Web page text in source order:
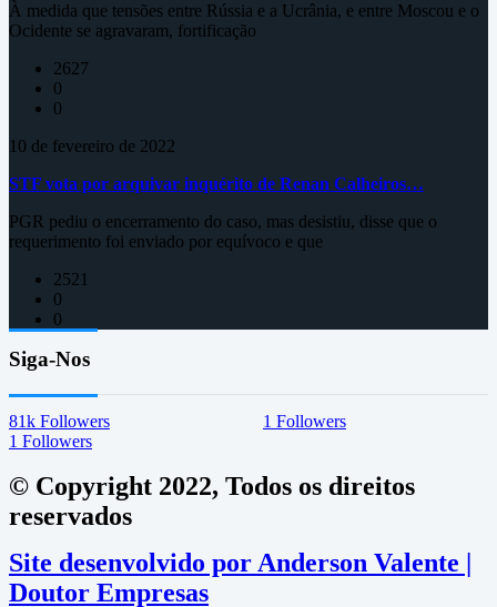
À medida que tensões entre Rússia e a Ucrânia, e entre Moscou e o
Ocidente se agravaram, fortificação
2627
0
0
10 de fevereiro de 2022
STF vota por arquivar inquérito de Renan Calheiros…
PGR pediu o encerramento do caso, mas desistiu, disse que o
requerimento foi enviado por equívoco e que
2521
0
0
Siga-Nos
81k Followers 1 Followers
1 Followers
© Copyright 2022, Todos os direitos
reservados
Site desenvolvido por Anderson Valente |
Doutor Empresas